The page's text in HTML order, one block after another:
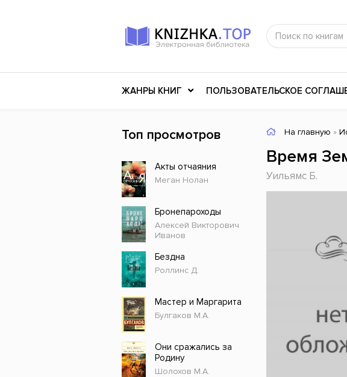
ЖАНРЫ КНИГ
Российское искусство
Детективы
Детские книги
История
Разное
Прочие издания
Медицина и здоровье
Научная литература
ПОЛЬЗОВАТЕЛЬСКОЕ
На главную »
Время
Уильямс Б.
Топ просмотров
Акты отчаяния
Меган Нолан
Бронепароходы
Алексей Викторович
Иванов
Бездна
Роллинс Д.
Мастер и Маргарита
Булгаков М.А.
Они сражались за
Родину
Шолохов М.А.